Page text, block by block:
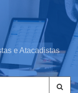
e Atacadistas